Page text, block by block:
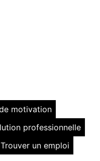
motivation
professionnelle
Trouver un emploi